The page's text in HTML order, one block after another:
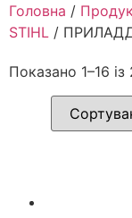
Головна /
STIHL /
Показано 1–16 із